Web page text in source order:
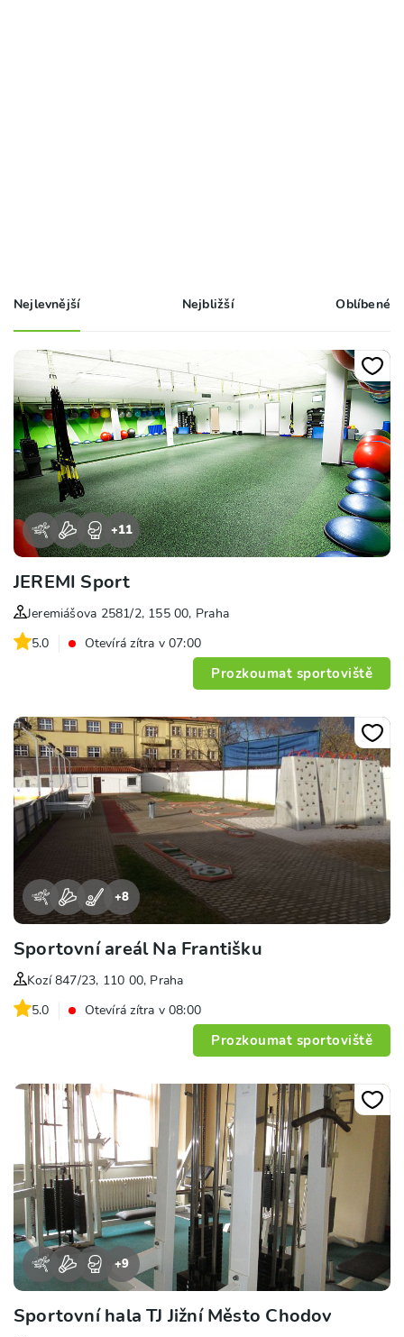
Nejlevnější Nejbližší Oblíbené
+11
JEREMI Sport
Jeremiášova 2581/2, 155 00, Praha
5.0
Otevírá zítra v 07:00
Prozkoumat sportoviště
+8
Sportovní areál Na Františku
Kozí 847/23, 110 00, Praha
5.0
Otevírá zítra v 08:00
Prozkoumat sportoviště
+9
Sportovní hala TJ Jižní Město Chodov